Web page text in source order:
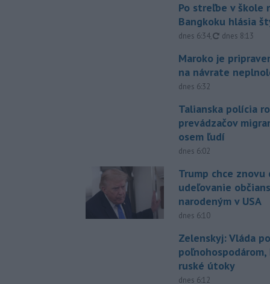
Po streľbe v škole
Bangkoku hlásia
dnes 6:34, aktualizované
dnes 8:13
Maroko je
na návrate
dnes 6:32
Talianska polícia
prevádzačov
osem ľudí
dnes 6:02
Trump chce
udeľovanie
narodeným v USA
dnes 6:10
Zelenskyj: Vláda
ruské útoky
dnes 6:12